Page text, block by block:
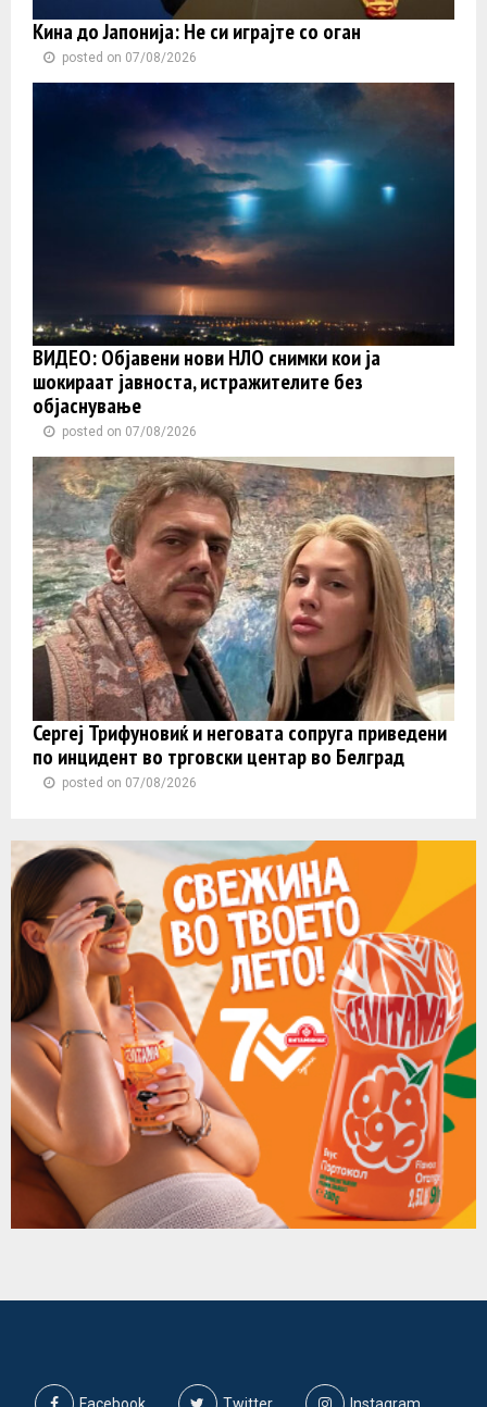
Кина до Јапонија: Не си играјте со оган
posted on 07/08/2026
ВИДЕО: Објавени нови НЛО снимки кои ја
шокираат јавноста, истражителите без
објаснување
posted on 07/08/2026
Сергеј Трифуновиќ и неговата сопруга приведени
по инцидент во трговски центар во Белград
posted on 07/08/2026
Facebook Twitter Instagram